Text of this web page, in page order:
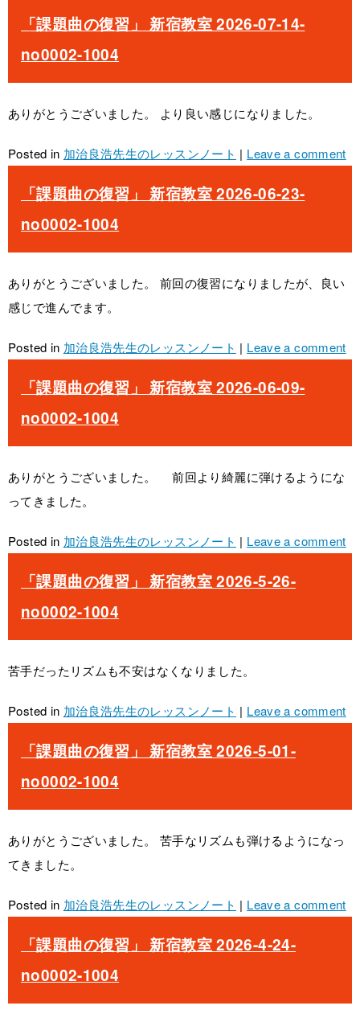
「課題曲の復習」 新宿教室 2026-07-14-
no0002-1004
ありがとうございました。 より良い感じになりました。
Posted in 加治良浩先生のレッスンノート | Leave a comment
「課題曲の復習」 新宿教室 2026-06-23-
no0002-1004
ありがとうございました。 前回の復習になりましたが、良い
感じで進んでます。
Posted in 加治良浩先生のレッスンノート | Leave a comment
「課題曲の復習」 新宿教室 2026-06-09-
no0002-1004
ありがとうございました。 前回より綺麗に弾けるようにな
ってきました。
Posted in 加治良浩先生のレッスンノート | Leave a comment
「課題曲の復習」 新宿教室 2026-5-26-
no0002-1004
苦手だったリズムも不安はなくなりました。
Posted in 加治良浩先生のレッスンノート | Leave a comment
「課題曲の復習」 新宿教室 2026-5-01-
no0002-1004
ありがとうございました。 苦手なリズムも弾けるようになっ
てきました。
Posted in 加治良浩先生のレッスンノート | Leave a comment
「課題曲の復習」 新宿教室 2026-4-24-
no0002-1004